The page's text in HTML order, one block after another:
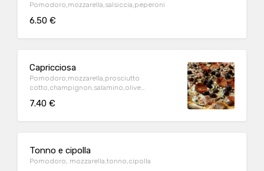
Pomodoro,mozzarella,salsiccia,peperoni
6.50 €
Capricciosa
Pomodoro,mozzarella,prosciutto
cotto,champignon,salamino,olive
7.40 €
Tonno e cipolla
Pomodoro, mozzarella,tonno,cipolla